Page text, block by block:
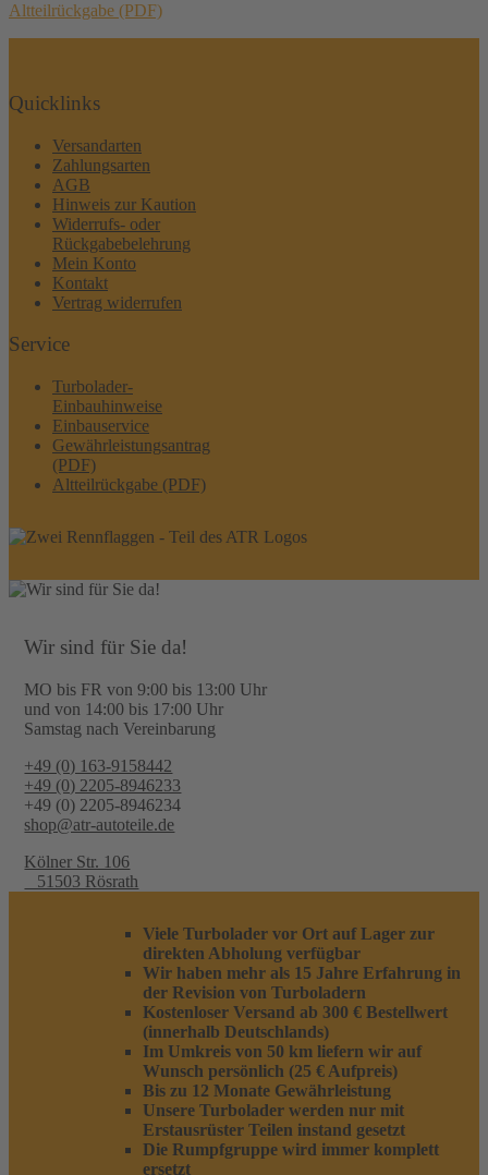
Altteilrückgabe (PDF)
Quicklinks
Versandarten
Zahlungsarten
AGB
Hinweis zur Kaution
Widerrufs- oder
Rückgabebelehrung
Mein Konto
Kontakt
Vertrag widerrufen
Service
Turbolader-
Einbauhinweise
Einbauservice
Gewährleistungsantrag
(PDF)
Altteilrückgabe (PDF)
Wir sind für Sie da!
MO bis FR von 9:00 bis 13:00 Uhr
und von 14:00 bis 17:00 Uhr
Samstag nach Vereinbarung
+49 (0) 163-9158442
+49 (0) 2205-8946233
+49 (0) 2205-8946234
shop@atr-autoteile.de
Kölner Str. 106
51503 Rösrath
Viele Turbolader vor Ort auf Lager zur
direkten Abholung verfügbar
Wir haben mehr als 15 Jahre Erfahrung in
der Revision von Turboladern
Kostenloser Versand ab 300 € Bestellwert
(innerhalb Deutschlands)
Im Umkreis von 50 km liefern wir auf
Wunsch persönlich (25 € Aufpreis)
Bis zu 12 Monate Gewährleistung
Unsere Turbolader werden nur mit
Erstausrüster Teilen instand gesetzt
Die Rumpfgruppe wird immer komplett
ersetzt